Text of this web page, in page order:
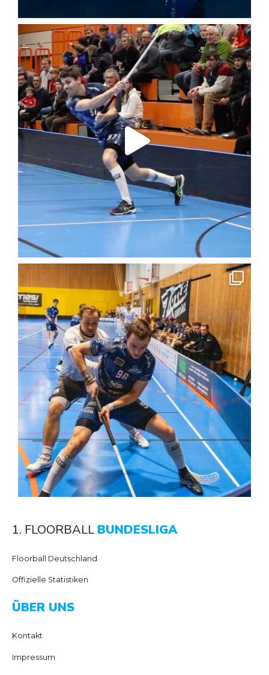
1. FLOORBALL BUNDESLIGA
Floorball Deutschland
Offizielle Statistiken
ÜBER UNS
Kontakt
Impressum